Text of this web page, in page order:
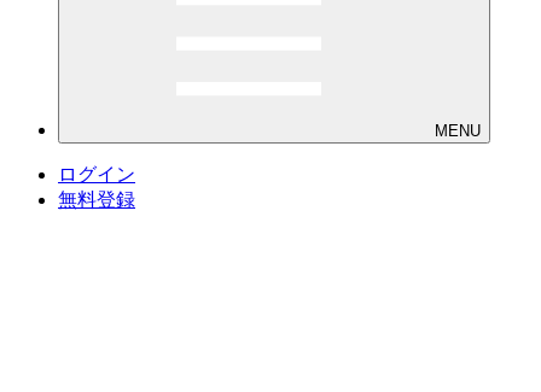
MENU
ログイン
無料登録